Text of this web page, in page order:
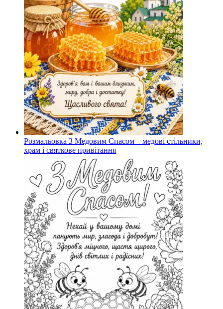
Розмальовка З Медовим Спасом – медові стільники,
храм і святкове привітання